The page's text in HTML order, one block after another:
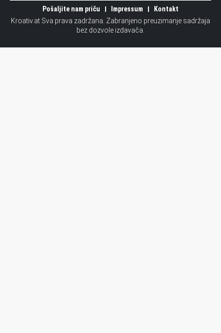
Pošaljite nam priču Impressum
Kontakt
Kroativ.at Sva prava zadržana. Zabranjeno preuzimanje sadržaja
bez dozvole izdavača.